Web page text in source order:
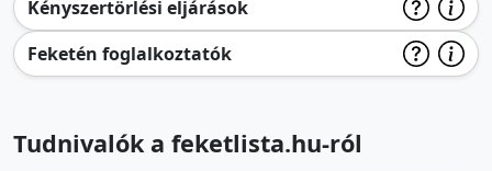
Kényszertörlési eljárások
Feketén foglalkoztatók
Tudnivalók a feketlista.hu-ról